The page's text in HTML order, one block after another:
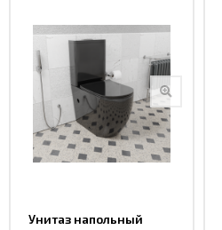
Унитаз напольный